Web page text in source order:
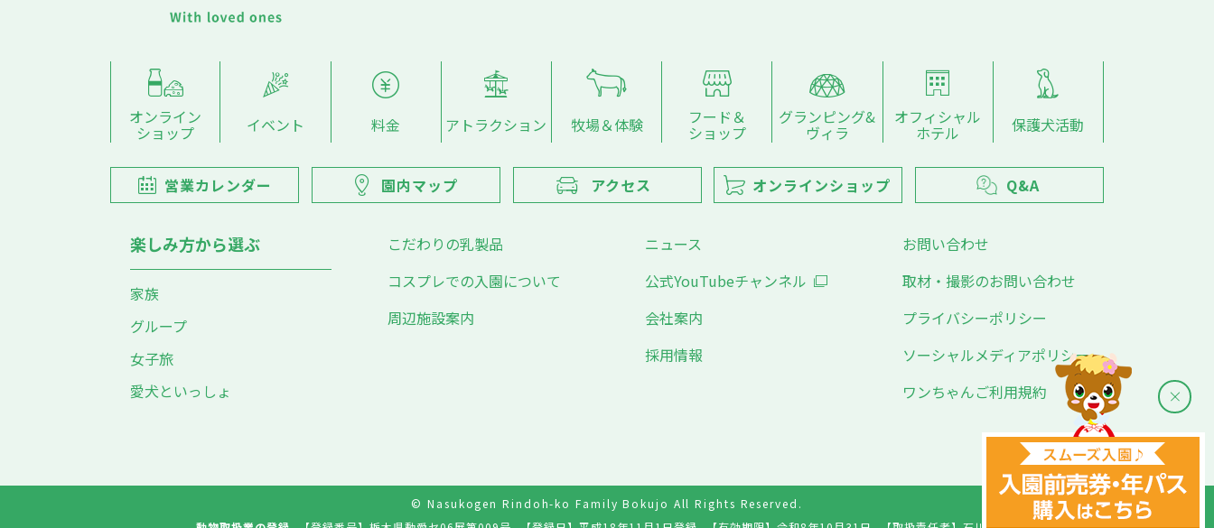
オンライン
ショップ イベント 料金 アトラクション 牧場＆体験 フード＆
ショップ
グランピング&
ヴィラ
オフィシャル
ホテル 保護犬活動
営業カレンダー 園内マップ アクセス オンラインショップ Q&A
楽しみ方から選ぶ
家族
グループ
女子旅
愛犬といっしょ
こだわりの乳製品
コスプレでの入園について
周辺施設案内
ニュース
公式YouTubeチャンネル
会社案内
採用情報
お問い合わせ
取材・撮影のお問い合わせ
プライバシーポリシー
ソーシャルメディアポリシー
ワンちゃんご利用規約
© Nasukogen Rindoh-ko Family Bokujo All Rights Reserved.